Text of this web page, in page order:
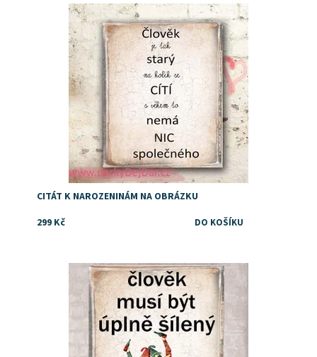
Dostupnost: Skladem
CITÁT K NAROZENINÁM NA OBRÁZKU
299 Kč
Dostupnost: Skladem